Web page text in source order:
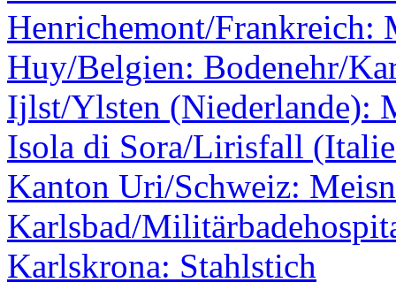
Henrichemont/Frankreich:
Huy/Belgien: Bodenehr/
Ijlst/Ylsten (Niederlande):
Isola di Sora/Lirisfall
Kanton Uri/Schweiz:
Karlsbad/
Karlskrona: Stahlstich